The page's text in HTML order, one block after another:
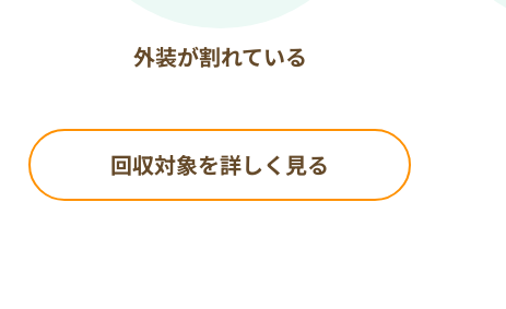
外装が割れている
回収対象を詳しく見る